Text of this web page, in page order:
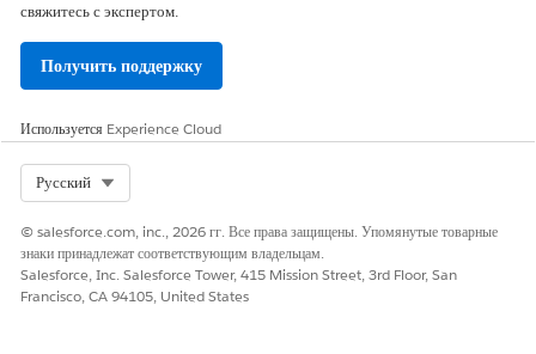
свяжитесь с экспертом.
Получить поддержку
Используется Experience Cloud
Русский
© salesforce.com, inc., 2026 гг. Все права защищены. Упомянутые товарные
знаки принадлежат соответствующим владельцам.
Salesforce, Inc. Salesforce Tower, 415 Mission Street, 3rd Floor, San
Francisco, CA 94105, United States